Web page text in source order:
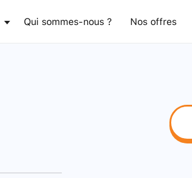
Qui sommes-nous ? Nos offres